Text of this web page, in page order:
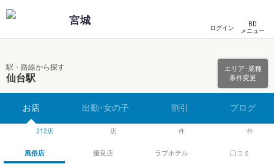
宮城
ログイン
BD
メニュー
駅・路線から探す
仙台駅
エリア･業種
条件変更
お店 出勤･女の子 割引 ブログ
212
風俗店 優良店 ラブホテル 口コミ